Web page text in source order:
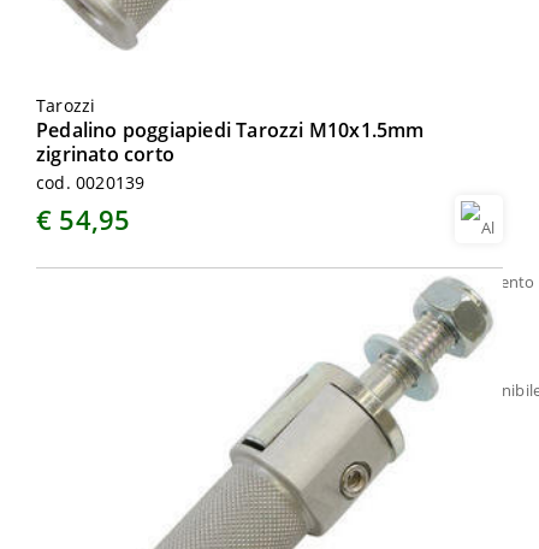
Tarozzi
Pedalino poggiapiedi Tarozzi M10x1.5mm
zigrinato corto
cod. 0020139
€ 54,95